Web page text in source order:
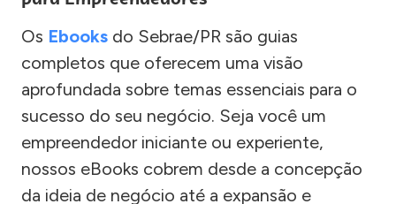
Os Ebooks do Sebrae/PR são guias
completos que oferecem uma visão
aprofundada sobre temas essenciais para o
sucesso do seu negócio. Seja você um
empreendedor iniciante ou experiente,
nossos eBooks cobrem desde a concepção
da ideia de negócio até a expansão e